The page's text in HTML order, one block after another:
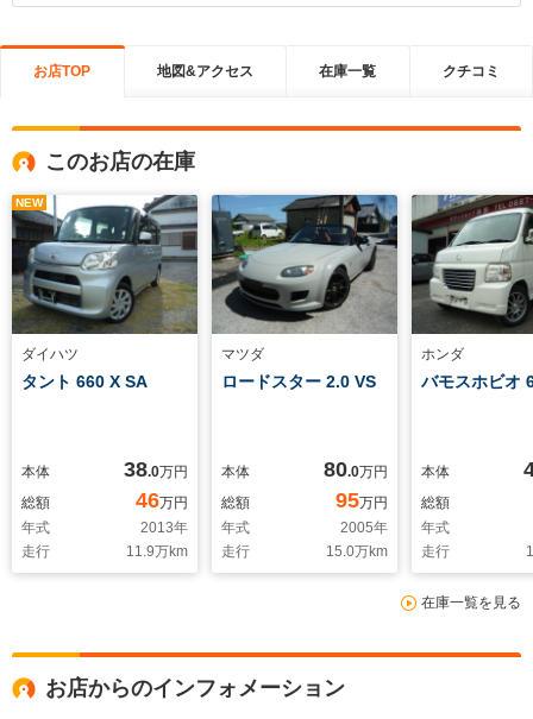
お店TOP 地図&アクセス 在庫一覧 クチコミ
このお店の在庫
NEW
ダイハツ
タント 660 X SA
本体 38.0万円
総額
46万円
年式
2013年
走行
11.9万km
マツダ
ロードスター 2.0 VS
本体 80.0万円
総額
95万円
年式
2005年
走行
15.0万km
ホンダ
バモスホビオ
本体
総額
年式
走行
在庫一覧を見る
お店からのインフォメーション